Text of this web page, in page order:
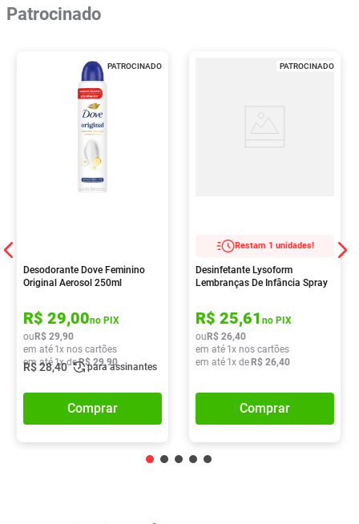
Patrocinado
PATROCINADO
Desodorante Dove Feminino
Original Aerosol 250ml
R$ 29,00no PIX
ou R$ 29,90
em até 1x nos cartões
em até 1x deR$ 29,90
R$28,40 para assinantes
Comprar
PATROCINADO
Restam 1 unidades!
Desinfetante Lysoform
Lembranças De Infância Spray
R$ 25,61 no PIX
ou R$ 26,40
em até 1x nos cartões
em até 1x de R$ 26,40
Comprar